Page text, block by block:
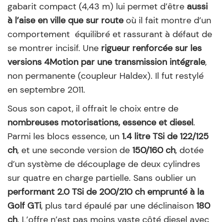
gabarit compact (4,43 m) lui permet d’être aussi
à l’aise en ville que sur routeoù il fait montre d’un
comportement équilibré et rassurant à défaut de
se montrer incisif. Une rigueur renforcée sur les
versions 4Motion par une transmission intégrale,
non permanente (coupleur Haldex). Il fut restylé
en septembre 2011.
Sous son capot, il offrait le choix entre de
nombreuses motorisations, essence et diesel.
Parmi les blocs essence, un 1.4 litre TSi de 122/125
ch, et une seconde version de 150/160 ch, dotée
d’un système de découplage de deux cylindres
sur quatre en charge partielle. Sans oublier un
performant 2.0 TSi de 200/210 ch emprunté à la
Golf GTi, plus tard épaulé par une déclinaison 180
ch. L’offre n’est pas moins vaste côté diesel avec